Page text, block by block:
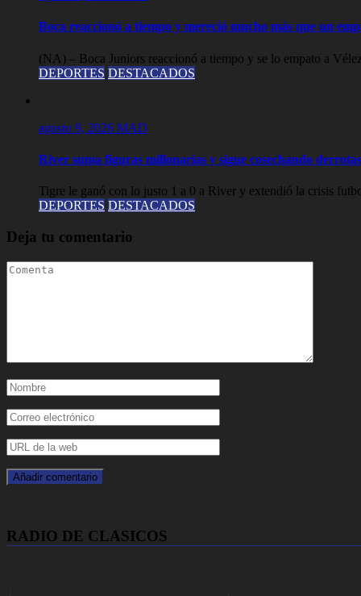
Boca reaccionó a tiempo y mereció mucho más que un
(NA) – Boca Juniors reaccionó a tiempo y se lo empato a
DEPORTES DESTACADOS
agosto 9, 2026 MAD
River suma figuras millonarias y sigue cosechando
Tigre le ganó con lo justo 1 a 0 a River y extendió la crisis
DEPORTES DESTACADOS
Deja tu comentario
RADIO DE CLASICOS